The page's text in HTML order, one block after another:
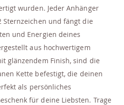
wurden. Jeder Anhänger
Sternzeichen und fängt die
und Energien deines
aus hochwertigem
glänzendem Finish, sind die
Kette befestigt, die deinen
als persönliches
für deine Liebsten. Trage